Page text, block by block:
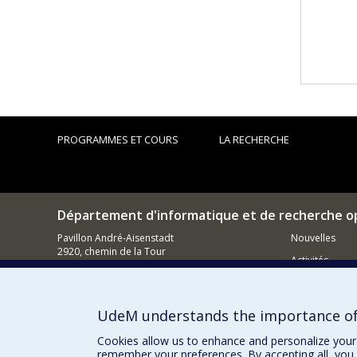
PROGRAMMES ET COURS LA RECHERCHE
Département d'informatique et de recherche
Pavillon André-Aisenstadt
2920, chemin de la Tour
Montréal (QC)
Nouvelles
Activités
UdeM understands the importance
Cookies allow us to enhance and personalize
remember your preferences. By accepting all,